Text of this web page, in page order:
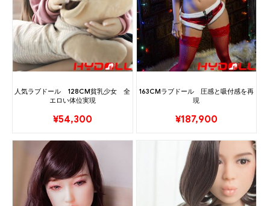
人気ラブドール 128CM貧乳少女 全
エロい体位実現
¥54,300
163CMラブドール 圧感と吸付感を再
現
¥187,900